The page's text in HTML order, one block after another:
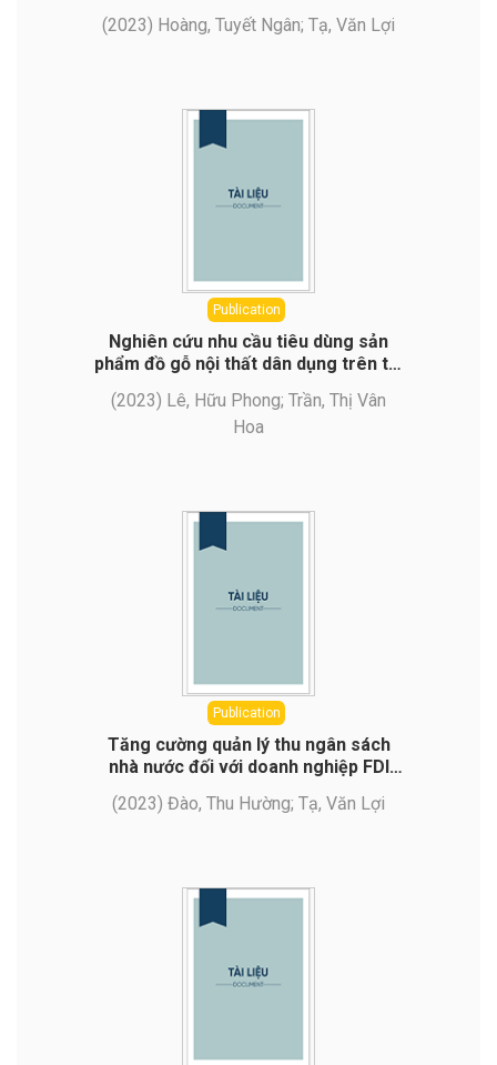
(2023) Hoàng, Tuyết Ngân; Tạ, Văn Lợi
Publication
Nghiên cứu nhu cầu tiêu dùng sản
phẩm đồ gỗ nội thất dân dụng trên thị
Công ty cổ phần nội thất TPA Décor
(2023) Lê, Hữu Phong; Trần, Thị Vân
Hoa
Publication
Tăng cường quản lý thu ngân sách
nhà nước đối với doanh nghiệp FDI
(2023) Đào, Thu Hường; Tạ, Văn Lợi